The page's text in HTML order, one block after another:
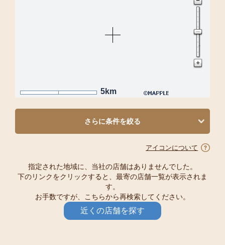
5km
さらに条件を絞る
アイコンについて
指定された地域に、当社の店舗はありませんでした。
下のリンクをクリックすると、最寄の店舗一覧が表示されま
す。
お手数ですが、こちらから再検索してください。
近くの店舗を探す